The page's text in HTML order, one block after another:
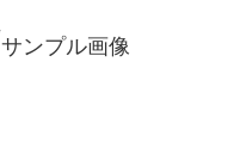
サンプル画像